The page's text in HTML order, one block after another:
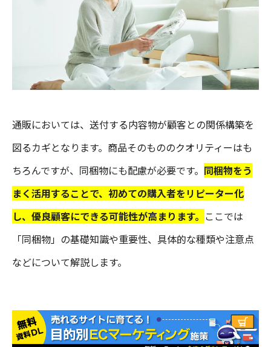
通販においては、送付する内容物が顧客との関係構築を
図るカギとなります。商品そのもののクオリティーはも
ちろんですが、同梱物にも配慮が必要です。 同梱物をう
まく活用することで、初めての購入者をリピーター化
し、優良顧客にできる可能性が高まります。 ここでは
「同梱物」の基礎知識や重要性、具体的な種類や注意点
などについて解説します。